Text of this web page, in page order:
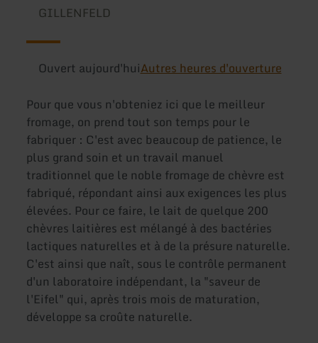
GILLENFELD
Ouvert aujourd'huiAutres heures d'ouverture
Pour que vous n'obteniez ici que le meilleur
fromage, on prend tout son temps pour le
fabriquer : C'est avec beaucoup de patience, le
plus grand soin et un travail manuel
traditionnel que le noble fromage de chèvre est
fabriqué, répondant ainsi aux exigences les plus
élevées. Pour ce faire, le lait de quelque 200
chèvres laitières est mélangé à des bactéries
lactiques naturelles et à de la présure naturelle.
C'est ainsi que naît, sous le contrôle permanent
d'un laboratoire indépendant, la "saveur de
l'Eifel" qui, après trois mois de maturation,
développe sa croûte naturelle.